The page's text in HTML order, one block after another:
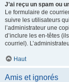
J’ai reçu un spam ou
Le formulaire de
suivre les utilisateurs
l’administrateur une
d’inclure les en-têtes
courriel).
Haut
Amis et ignorés